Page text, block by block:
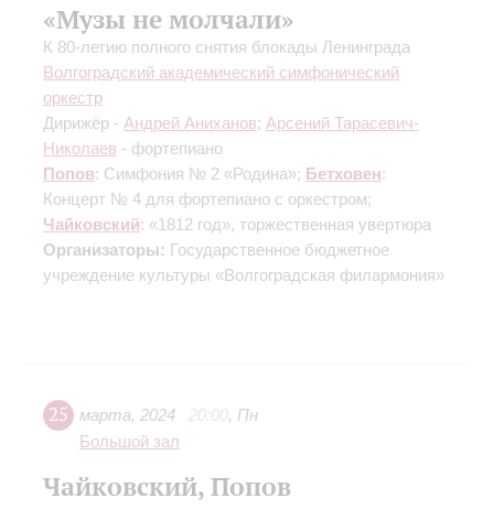
«Музы не молчали»
К 80-летию полного снятия блокады Ленинграда
Волгоградский академический симфонический
оркестр
Дирижёр - Андрей Аниханов; Арсений Тарасевич-
Николаев - фортепиано
Попов: Симфония № 2 «Родина»; Бетховен:
Концерт № 4 для фортепиано с оркестром;
Чайковский: «1812 год», торжественная увертюра
Организаторы: Государственное бюджетное
учреждение культуры «Волгоградская филармония»
25 марта, 2024 20:00, Пн
Большой зал
Чайковский, Попов